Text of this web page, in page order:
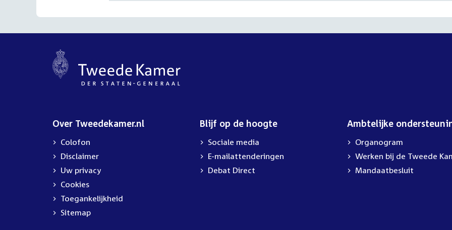
Over Tweedekamer.nl
Colofon
Disclaimer
Uw privacy
Cookies
Toegankelijkheid
Sitemap
Blijf op de hoogte
Sociale media
E-mailattenderingen
Debat Direct
Ambtelijke
Organogram
External
link:
Werken bij de Tweede
Mandaatbesluit